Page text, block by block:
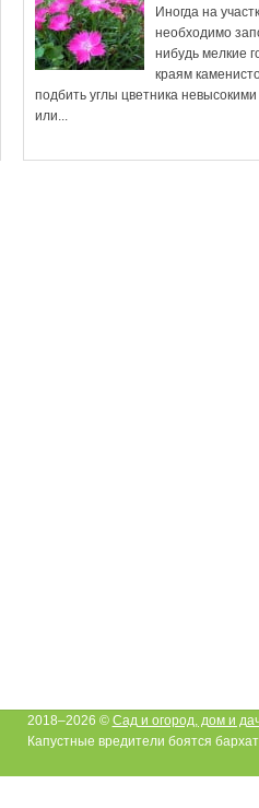
Иногда на
необходимо
нибудь мелкие
краям
подбить углы цветника невысокими
или...
2018–2026 © Сад и огород, дом и
Капустные вредители боятся